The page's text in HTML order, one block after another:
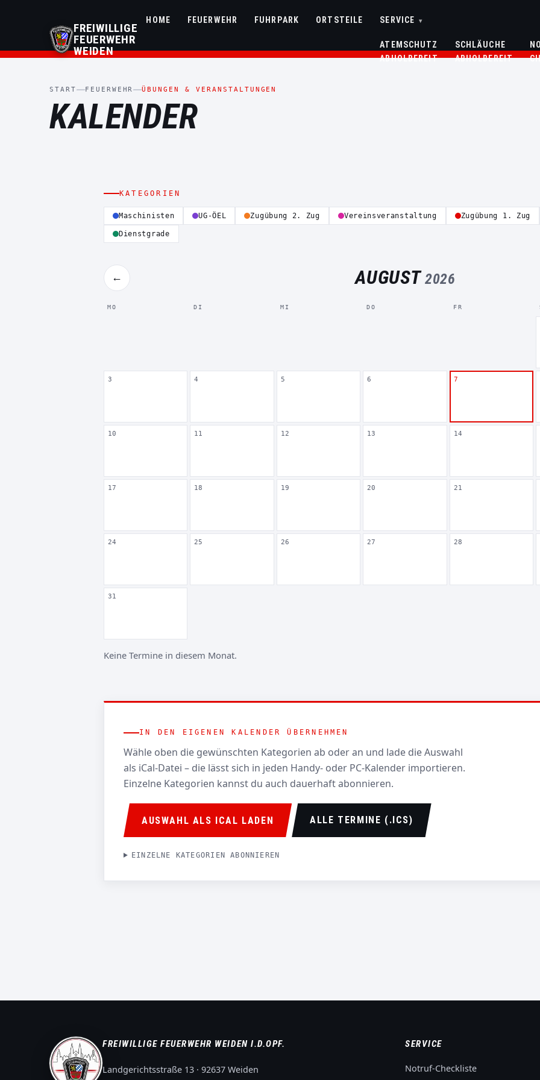
FREIWILLIGE
FEUERWEHR
WEIDEN
HOME FEUERWEHR FUHRPARK ORTSTEILE SERVICE ▾
ATEMSCHUTZ
ABHOLBEREIT
SCHLÄUCHE
ABHOLBEREIT
START FEUERWEHR ÜBUNGEN & VERANSTALTUNGEN
KALENDER
KATEGORIEN
Maschinisten UG-ÖEL Zugübung 2. Zug Vereinsveranstaltung Zugübung 1. Zug
Dienstgrade
← AUGUST 2026
MO DI MI DO FR
3 4 5 6 7
10 11 12 13 14
17 18 19 20 21
24 25 26 27 28
31
Keine Termine in diesem Monat.
IN DEN EIGENEN KALENDER ÜBERNEHMEN
Wähle oben die gewünschten Kategorien ab oder an und lade die Auswahl
als iCal-Datei – die lässt sich in jeden Handy- oder PC-Kalender importieren.
Einzelne Kategorien kannst du auch dauerhaft abonnieren.
AUSWAHL ALS ICAL LADEN ALLE TERMINE (.ICS)
EINZELNE KATEGORIEN ABONNIEREN
FREIWILLIGE FEUERWEHR WEIDEN I.D.OPF.
Landgerichtsstraße 13 · 92637 Weiden
SERVICE
Notruf-Checkliste